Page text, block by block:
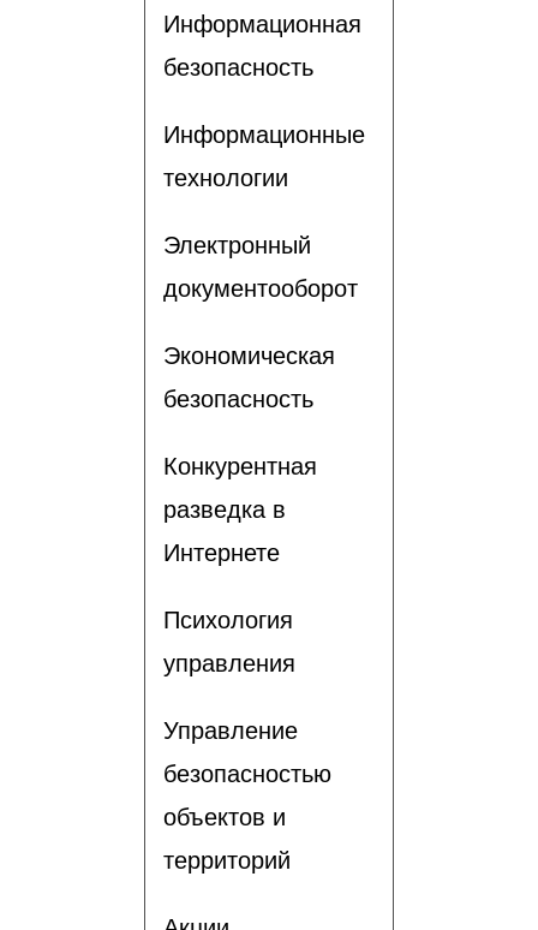
Информационная
безопасность
Информационные
технологии
Электронный
документооборот
Экономическая
безопасность
Конкурентная
разведка в
Интернете
Психология
управления
Управление
безопасностью
объектов и
территорий